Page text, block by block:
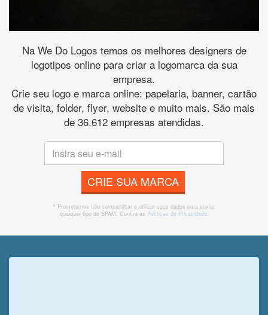
Na We Do Logos temos os melhores designers de
logotipos online para criar a logomarca da sua
empresa.
Crie seu logo e marca online: papelaria, banner, cartão
de visita, folder, flyer, website e muito mais. São mais
de 36.612 empresas atendidas.
CRIE SUA MARCA
* Prometemos não compartilhar e utilizar seus dados para enviar
qualquer tipo de SPAM. Confira as Políticas de Privacidade.